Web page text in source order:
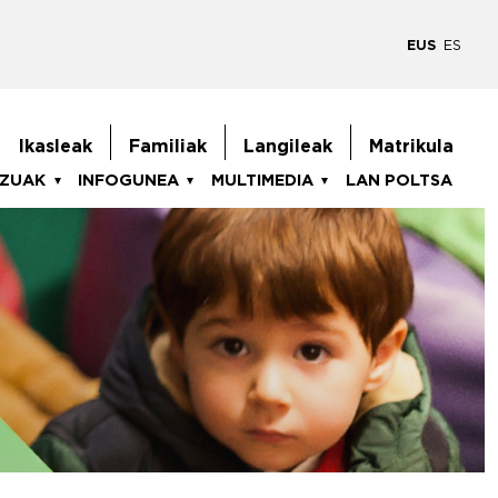
EUS ES
goiburukoMenua
Ikasleak Familiak Langileak Matrikula
INFOGUNEA MULTIMEDIA LAN POLTSA